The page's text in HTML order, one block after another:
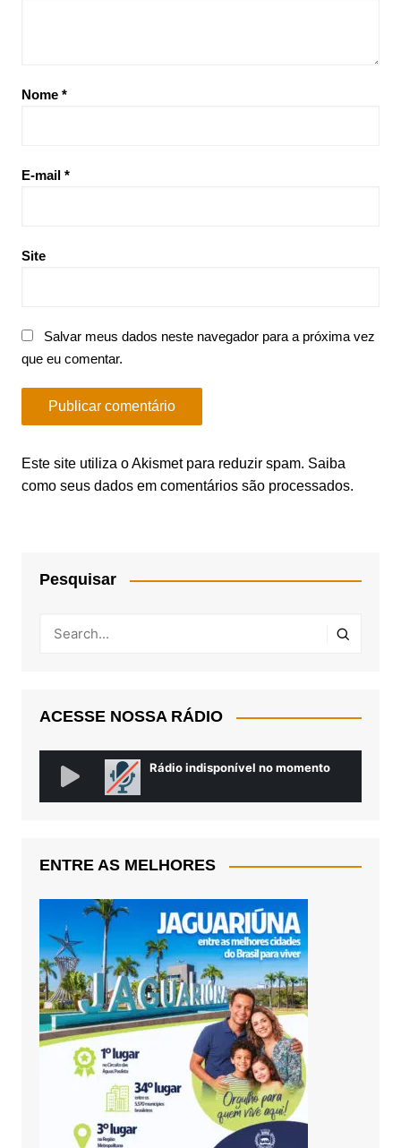
Nome *
E-mail *
Site
Salvar meus dados neste navegador para a próxima vez
que eu comentar.
Este site utiliza o Akismet para reduzir spam. Saiba
como seus dados em comentários são processados.
Pesquisar
ACESSE NOSSA RÁDIO
ENTRE AS MELHORES